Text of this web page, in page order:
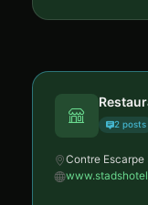
2 posts
Contre Escarpe